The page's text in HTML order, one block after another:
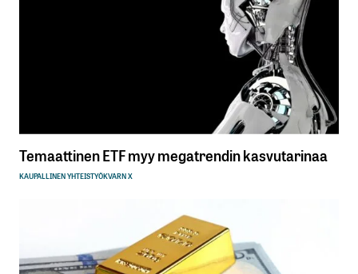
Temaattinen ETF myy megatrendin kasvutarinaa
KAUPALLINEN YHTEISTYÖKVARN X